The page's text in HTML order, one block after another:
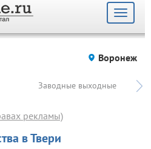
Toggle
Воронеж
Заводные выходные
в Твери
рекламы)